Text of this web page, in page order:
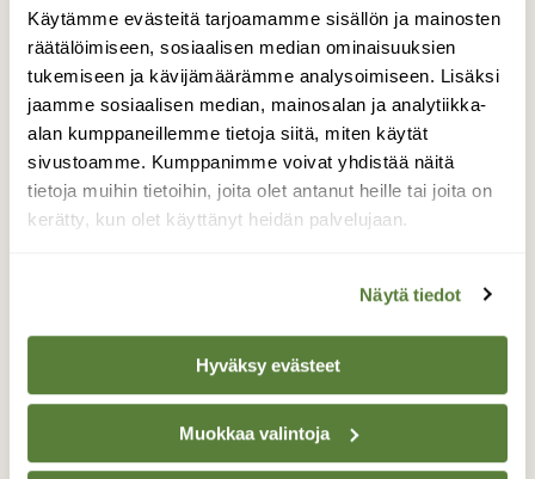
Käytämme evästeitä tarjoamamme sisällön ja mainosten
räätälöimiseen, sosiaalisen median ominaisuuksien
tukemiseen ja kävijämäärämme analysoimiseen. Lisäksi
jaamme sosiaalisen median, mainosalan ja analytiikka-
alan kumppaneillemme tietoja siitä, miten käytät
sivustoamme. Kumppanimme voivat yhdistää näitä
tietoja muihin tietoihin, joita olet antanut heille tai joita on
kerätty, kun olet käyttänyt heidän palvelujaan.
Näytä tiedot
Hyväksy evästeet
Muokkaa valintoja
Auttaa moniin vaivoihin,
rohdosyrtti
Kurkkuyrtti nimittäin perinnetietojen mukaan
auttaa monenlaisiin vaivoihin. Tämä yksilö
kasvoi villinä rikkaruohojen seassa.
Mielenkiintoinen kasvi, josta löysin netissä
ristiriitaisia tietoja; toisten lähteiden mukaan
TAKAISIN LISTAAN